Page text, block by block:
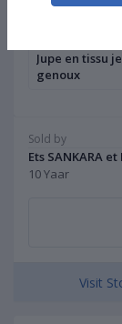
Sold by
Ets SANKARA
10 Yaar
Visit
Jupe en tissu
genoux